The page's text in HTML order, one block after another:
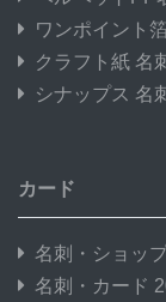
ワンポイント
クラフト紙 名
シナップス 名
カード
名刺・ショッ
名刺・カード